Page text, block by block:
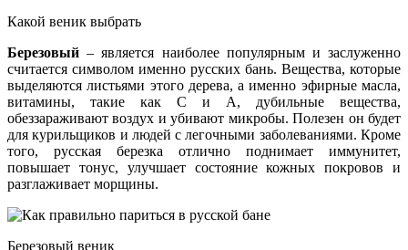
Какой веник выбрать
Березовый – является наиболее популярным и заслуженно
считается символом именно русских бань. Вещества, которые
выделяются листьями этого дерева, а именно эфирные масла,
витамины, такие как С и А, дубильные вещества,
обеззараживают воздух и убивают микробы. Полезен он будет
для курильщиков и людей с легочными заболеваниями. Кроме
того, русская березка отлично поднимает иммунитет,
повышает тонус, улучшает состояние кожных покровов и
разглаживает морщины.
Березовый веник